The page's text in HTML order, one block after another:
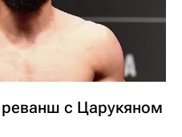
с Царукяном